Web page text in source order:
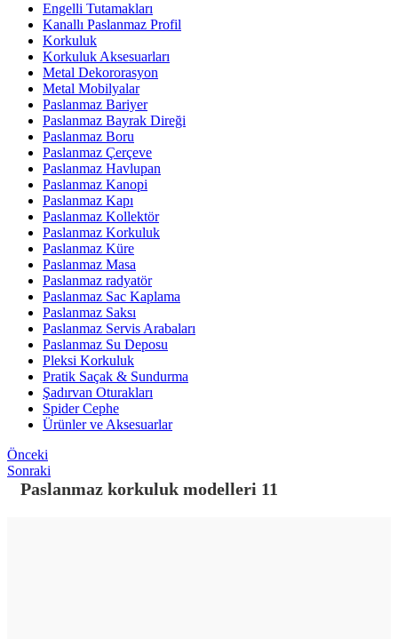
Engelli Tutamakları
Kanallı Paslanmaz Profil
Korkuluk
Korkuluk Aksesuarları
Metal Dekororasyon
Metal Mobilyalar
Paslanmaz Bariyer
Paslanmaz Bayrak Direği
Paslanmaz Boru
Paslanmaz Çerçeve
Paslanmaz Havlupan
Paslanmaz Kanopi
Paslanmaz Kapı
Paslanmaz Kollektör
Paslanmaz Korkuluk
Paslanmaz Küre
Paslanmaz Masa
Paslanmaz radyatör
Paslanmaz Sac Kaplama
Paslanmaz Saksı
Paslanmaz Servis Arabaları
Paslanmaz Su Deposu
Pleksi Korkuluk
Pratik Saçak & Sundurma
Şadırvan Oturakları
Spider Cephe
Ürünler ve Aksesuarlar
Önceki
Sonraki
Paslanmaz korkuluk modelleri 11